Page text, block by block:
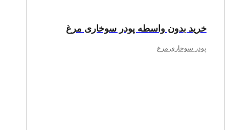
خرید بدون واسطه پودر سوخاری مرغ
پودر سوخاری مرغ